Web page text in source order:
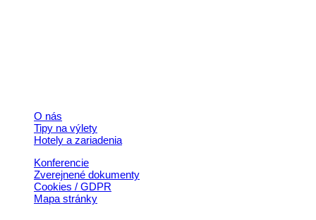
O nás
Tipy na výlety
Hotely a zariadenia
Konferencie
Zverejnené dokumenty
Cookies / GDPR
Mapa stránky